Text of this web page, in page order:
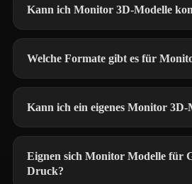
Kann ich Monitor 3D-Modelle
Welche Formate gibt es für
Kann ich ein eigenes Monitor 3D-
Eignen sich Monitor Modelle für
Druck?